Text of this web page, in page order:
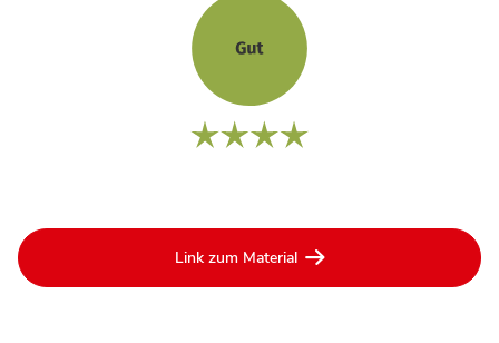
Link zum Material